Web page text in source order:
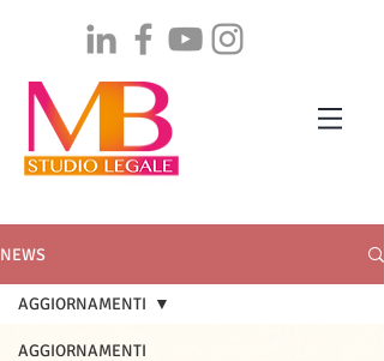
NEWS
AGGIORNAMENTI
AGGIORNAMENTI